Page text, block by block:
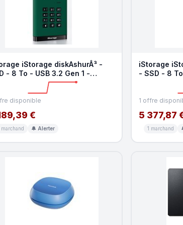
iStorage diskAshurÂ³ -
- 8 To - USB 3.2 Gen 1 -
disponible
€
marchand 🔔 Alerter
iStorage
- SSD - 8
1 offre
5 377,87
1 marchand